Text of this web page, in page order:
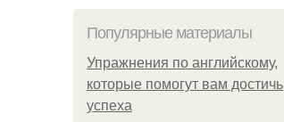
Популярные материалы
Упражнения по английскому,
которые помогут вам достичь
успеха